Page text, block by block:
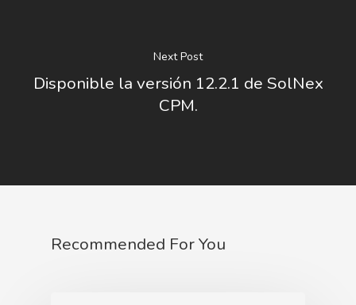
Next Post
Disponible la versión 12.2.1 de SolNex
CPM.
Recommended For You